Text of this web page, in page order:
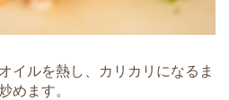
イルを熱し、カリカリになるま
めます。